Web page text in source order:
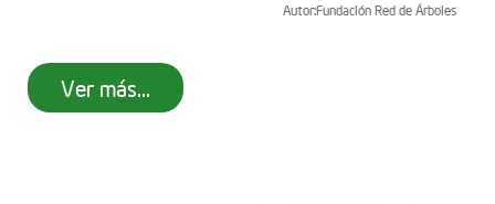
Autor:Fundación Red de Árboles
Ver más...